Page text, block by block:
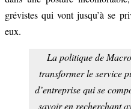
grévistes qui vont jusqu’à se
eux.
La politique de
transformer le service
d’entreprise qui se
savoir en recherchant